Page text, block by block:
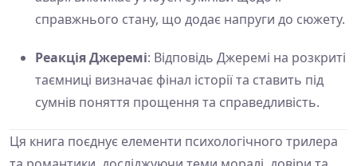
справжнього стану, що додає напруги до сюжету.
Реакція Джеремі: Відповідь Джеремі на розкриті
таємниці визначає фінал історії та ставить під
сумнів поняття прощення та справедливість.
Ця книга поєднує елементи психологічного трилера